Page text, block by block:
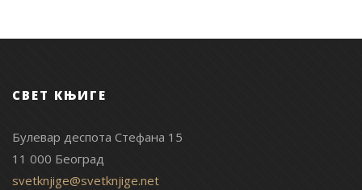
СВЕТ КЊИГЕ
Булевар деспота Стефана 15
11 000 Београд
svetknjige@svetknjige.net